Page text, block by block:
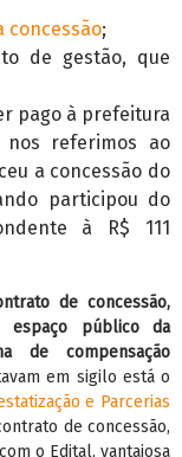
concessão;
de gestão, que
pago à prefeitura
nos referimos ao
a concessão do
participou do
à R$ 111
de concessão,
espaço público da
de compensação
em sigilo está o
e Parcerias
de concessão,
o Edital, vantajosa